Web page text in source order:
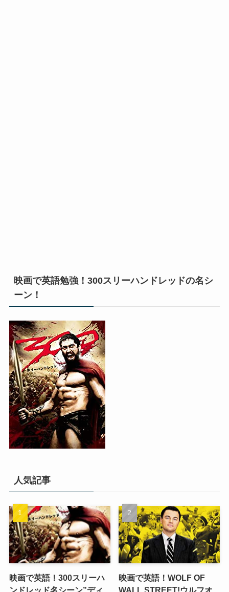
映画で英語勉強！300スリーハンドレッドの名シ
ーン！
人気記事
映画で英語！300スリーハ
ンドレッド名シーン”ディ
映画で英語！WOLF OF
WALL STREET!ウルフオ